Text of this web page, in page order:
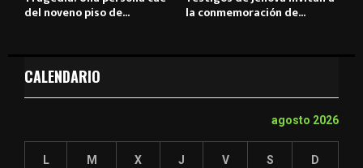
del noveno piso de... la conmemoración de...
CALENDARIO
agosto 2026
L M X J V S D